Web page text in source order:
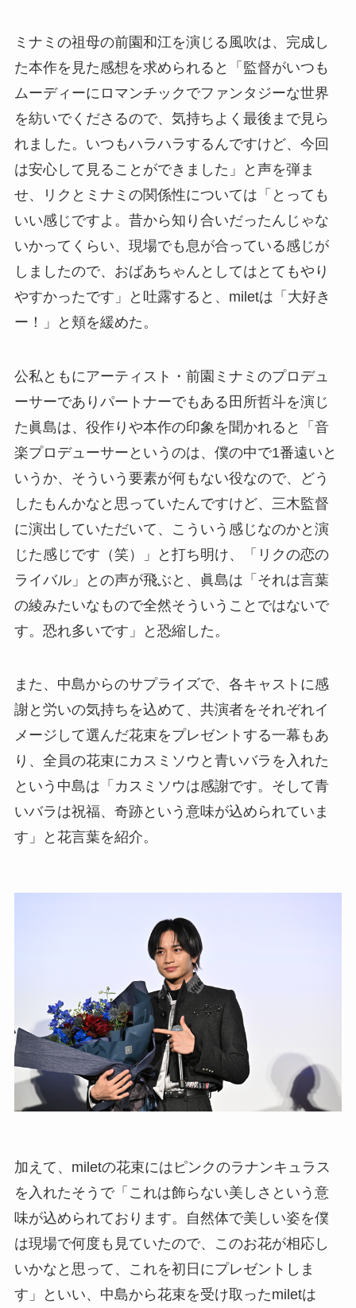
ミナミの祖母の前園和江を演じる風吹は、完成し
た本作を見た感想を求められると「監督がいつも
ムーディーにロマンチックでファンタジーな世界
を紡いでくださるので、気持ちよく最後まで見ら
れました。いつもハラハラするんですけど、今回
は安心して見ることができました」と声を弾ま
せ、リクとミナミの関係性については「とっても
いい感じですよ。昔から知り合いだったんじゃな
いかってくらい、現場でも息が合っている感じが
しましたので、おばあちゃんとしてはとてもやり
やすかったです」と吐露すると、miletは「大好き
ー！」と頬を緩めた。
公私ともにアーティスト・前園ミナミのプロデュ
ーサーでありパートナーでもある田所哲斗を演じ
た眞島は、役作りや本作の印象を聞かれると「音
楽プロデューサーというのは、僕の中で1番遠いと
いうか、そういう要素が何もない役なので、どう
したもんかなと思っていたんですけど、三木監督
に演出していただいて、こういう感じなのかと演
じた感じです（笑）」と打ち明け、「リクの恋の
ライバル」との声が飛ぶと、眞島は「それは言葉
の綾みたいなもので全然そういうことではないで
す。恐れ多いです」と恐縮した。
また、中島からのサプライズで、各キャストに感
謝と労いの気持ちを込めて、共演者をそれぞれイ
メージして選んだ花束をプレゼントする一幕もあ
り、全員の花束にカスミソウと青いバラを入れた
という中島は「カスミソウは感謝です。そして青
いバラは祝福、奇跡という意味が込められていま
す」と花言葉を紹介。
加えて、miletの花束にはピンクのラナンキュラス
を入れたそうで「これは飾らない美しさという意
味が込められております。自然体で美しい姿を僕
は現場で何度も見ていたので、このお花が相応し
いかなと思って、これを初日にプレゼントしま
す」といい、中島から花束を受け取ったmiletは